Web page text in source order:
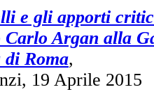
e gli apporti
Argan alla
Roma,
19 Aprile 2015